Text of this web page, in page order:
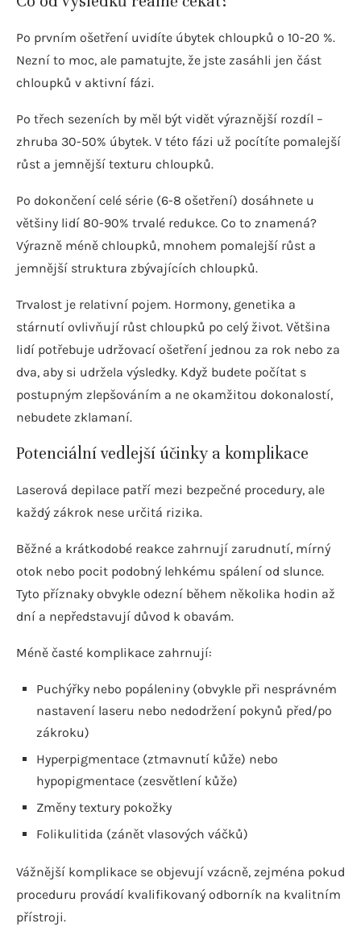
Po prvním ošetření uvidíte úbytek chloupků o 10-20 %.
Nezní to moc, ale pamatujte, že jste zasáhli jen část
chloupků v aktivní fázi.
Po třech sezeních by měl být vidět výraznější rozdíl –
zhruba 30-50% úbytek. V této fázi už pocítíte pomalejší
růst a jemnější texturu chloupků.
Po dokončení celé série (6-8 ošetření) dosáhnete u
většiny lidí 80-90% trvalé redukce. Co to znamená?
Výrazně méně chloupků, mnohem pomalejší růst a
jemnější struktura zbývajících chloupků.
Trvalost je relativní pojem. Hormony, genetika a
stárnutí ovlivňují růst chloupků po celý život. Většina
lidí potřebuje udržovací ošetření jednou za rok nebo za
dva, aby si udržela výsledky. Když budete počítat s
postupným zlepšováním a ne okamžitou dokonalostí,
nebudete zklamaní.
Potenciální vedlejší účinky a komplikace
Laserová depilace patří mezi bezpečné procedury, ale
každý zákrok nese určitá rizika.
Běžné a krátkodobé reakce zahrnují zarudnutí, mírný
otok nebo pocit podobný lehkému spálení od slunce.
Tyto příznaky obvykle odezní během několika hodin až
dní a nepředstavují důvod k obavám.
Méně časté komplikace zahrnují:
Puchýřky nebo popáleniny (obvykle při nesprávném
nastavení laseru nebo nedodržení pokynů před/po
zákroku)
Hyperpigmentace (ztmavnutí kůže) nebo
hypopigmentace (zesvětlení kůže)
Změny textury pokožky
Folikulitida (zánět vlasových váčků)
Vážnější komplikace se objevují vzácně, zejména pokud
proceduru provádí kvalifikovaný odborník na kvalitním
přístroji.